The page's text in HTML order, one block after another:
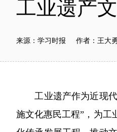
工业遗产
来源：学习时报 作者：王大
工业遗产作为近现代
施文化惠民工程”，为工